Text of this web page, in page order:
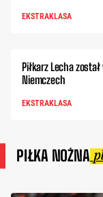
EKSTRAKLASA
Piłkarz Lecha
Niemczech
EKSTRAKLASA
PIŁKA NOŻNA